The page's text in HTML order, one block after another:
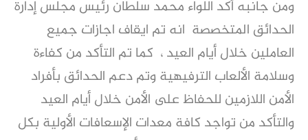
ومن جانبه أكد اللواء محمد سلطان رئيس مجلس إدارة
الحدائق المتخصصة انه تم ايقاف اجازات جميع
العاملين خلال أيام العيد ، كما تم التأكد من كفاءة
وسلامة الألعاب الترفيهية وتم دعم الحدائق بأفراد
الأمن اللازمين للحفاظ على الأمن خلال أيام العيد
والتأكد من تواجد كافة معدات الإسعافات الأولية بكل